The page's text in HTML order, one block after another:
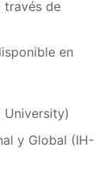
través de
en
University)
y Global (IH-